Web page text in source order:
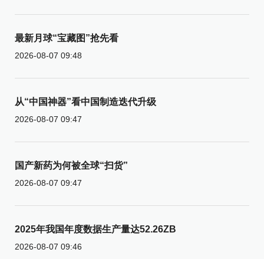
最新月球“宝藏图”抢先看
2026-08-07 09:48
从“中国神器”看中国制造迭代升级
2026-08-07 09:47
国产新药为何被全球“扫货”
2026-08-07 09:47
2025年我国年度数据生产量达52.26ZB
2026-08-07 09:46